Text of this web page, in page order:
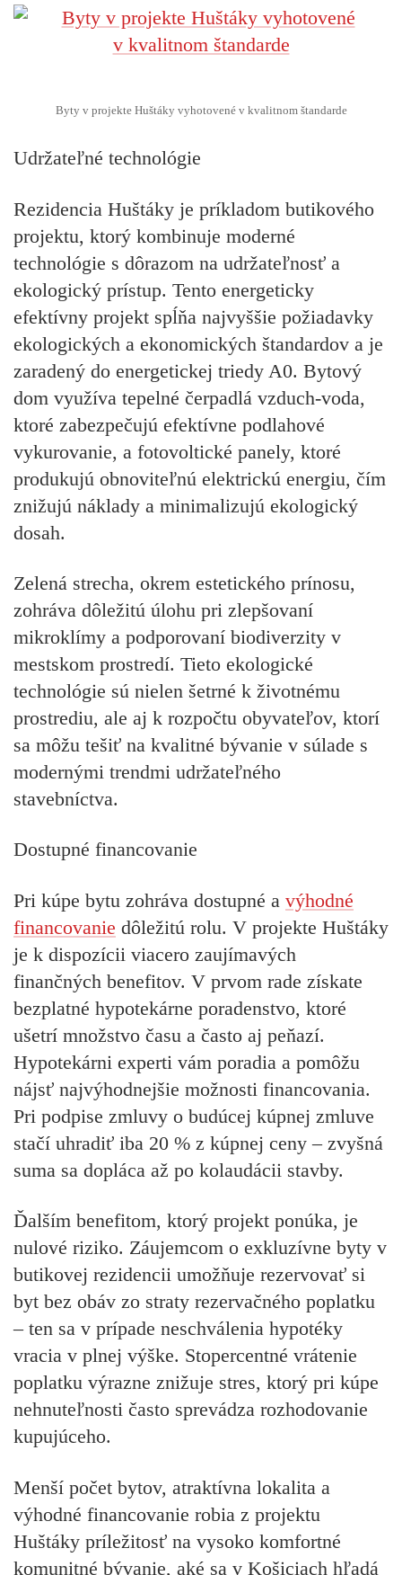
Byty v projekte Huštáky vyhotovené v kvalitnom štandarde
Udržateľné technológie
Rezidencia Huštáky je príkladom butikového
projektu, ktorý kombinuje moderné
technológie s dôrazom na udržateľnosť a
ekologický prístup. Tento energeticky
efektívny projekt spĺňa najvyššie požiadavky
ekologických a ekonomických štandardov a je
zaradený do energetickej triedy A0. Bytový
dom využíva tepelné čerpadlá vzduch-voda,
ktoré zabezpečujú efektívne podlahové
vykurovanie, a fotovoltické panely, ktoré
produkujú obnoviteľnú elektrickú energiu, čím
znižujú náklady a minimalizujú ekologický
dosah.
Zelená strecha, okrem estetického prínosu,
zohráva dôležitú úlohu pri zlepšovaní
mikroklímy a podporovaní biodiverzity v
mestskom prostredí. Tieto ekologické
technológie sú nielen šetrné k životnému
prostrediu, ale aj k rozpočtu obyvateľov, ktorí
sa môžu tešiť na kvalitné bývanie v súlade s
modernými trendmi udržateľného
stavebníctva.
Dostupné financovanie
Pri kúpe bytu zohráva dostupné a výhodné
financovanie dôležitú rolu. V projekte Huštáky
je k dispozícii viacero zaujímavých
finančných benefitov. V prvom rade získate
bezplatné hypotekárne poradenstvo, ktoré
ušetrí množstvo času a často aj peňazí.
Hypotekárni experti vám poradia a pomôžu
nájsť najvýhodnejšie možnosti financovania.
Pri podpise zmluvy o budúcej kúpnej zmluve
stačí uhradiť iba 20 % z kúpnej ceny – zvyšná
suma sa dopláca až po kolaudácii stavby.
Ďalším benefitom, ktorý projekt ponúka, je
nulové riziko. Záujemcom o exkluzívne byty v
butikovej rezidencii umožňuje rezervovať si
byt bez obáv zo straty rezervačného poplatku
– ten sa v prípade neschválenia hypotéky
vracia v plnej výške. Stopercentné vrátenie
poplatku výrazne znižuje stres, ktorý pri kúpe
nehnuteľnosti často sprevádza rozhodovanie
kupujúceho.
Menší počet bytov, atraktívna lokalita a
výhodné financovanie robia z projektu
Huštáky príležitosť na vysoko komfortné
komunitné bývanie, aké sa v Košiciach hľadá